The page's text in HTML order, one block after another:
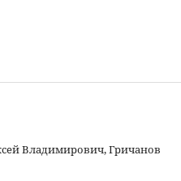
Владимирович, Гричанов